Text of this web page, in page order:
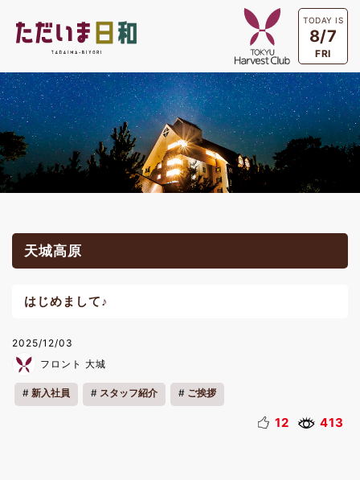
TODAY IS
8/7
FRI
天城高原
はじめまして♪
2025/12/03
フロント 大城
新入社員 スタッフ紹介 ご挨拶
12 413